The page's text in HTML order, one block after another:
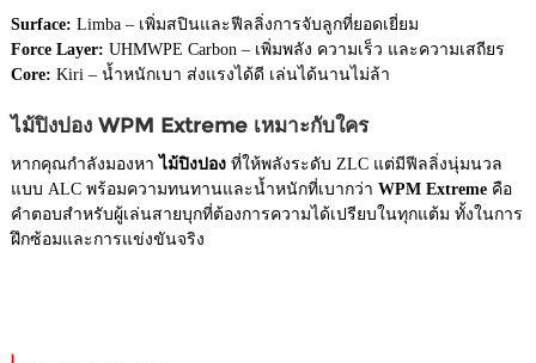
Surface: Limba – เพิ่มสปินและฟีลลิ่งการจับลูกที่ยอดเยี่ยม
Force Layer: UHMWPE Carbon – เพิ่มพลัง ความเร็ว และความเสถียร
Core: Kiri – น้ำหนักเบา ส่งแรงได้ดี เล่นได้นานไม่ล้า
ไม้ปิงปอง WPM Extreme เหมาะกับใคร
หากคุณกำลังมองหาไม้ปิงปอง ที่ให้พลังระดับ ZLC แต่มีฟีลลิ่งนุ่มนวล
แบบ ALC พร้อมความทนทานและน้ำหนักที่เบากว่า WPM Extreme คือ
คำตอบสำหรับผู้เล่นสายบุกที่ต้องการความได้เปรียบในทุกแต้ม ทั้งในการ
ฝึกซ้อมและการแข่งขันจริง